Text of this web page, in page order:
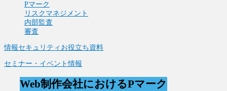
Pマーク
リスクマネジメント
内部監査
審査
情報セキュリティお役立ち資料
セミナー・イベント情報
Web制作会社におけるPマーク